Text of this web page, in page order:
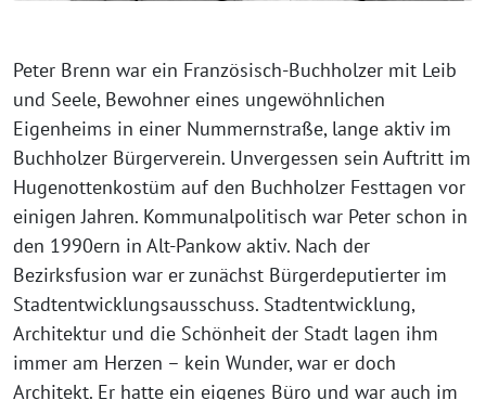
Peter Brenn war ein Französisch-Buchholzer mit Leib
und Seele, Bewohner eines ungewöhnlichen
Eigenheims in einer Nummernstraße, lange aktiv im
Buchholzer Bürgerverein. Unvergessen sein Auftritt im
Hugenottenkostüm auf den Buchholzer Festtagen vor
einigen Jahren. Kommunalpolitisch war Peter schon in
den 1990ern in Alt-Pankow aktiv. Nach der
Bezirksfusion war er zunächst Bürgerdeputierter im
Stadtentwicklungsausschuss. Stadtentwicklung,
Architektur und die Schönheit der Stadt lagen ihm
immer am Herzen – kein Wunder, war er doch
Architekt. Er hatte ein eigenes Büro und war auch im